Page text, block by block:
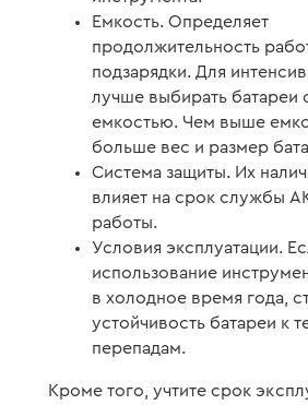
Емкость. Определяет
продолжительность
подзарядки. Для
лучше выбирать батареи
емкостью. Чем выше
больше вес и размер
Система защиты. Их
влияет на срок службы
работы.
Условия эксплуатации.
использование
в холодное время года,
устойчивость батареи к
перепадам.
Кроме того, учтите срок